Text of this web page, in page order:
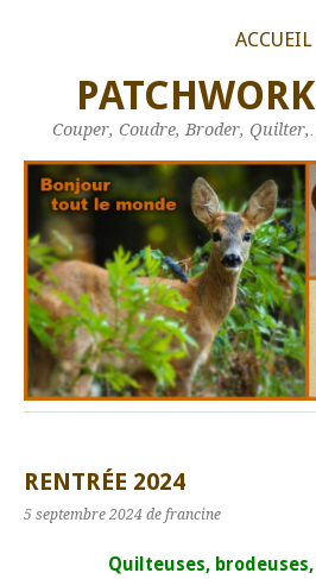
ACCUEIL
Couper, Coudre, Broder,
RENTRÉE 2024
5 septembre 2024 de francine
Quilteuses,